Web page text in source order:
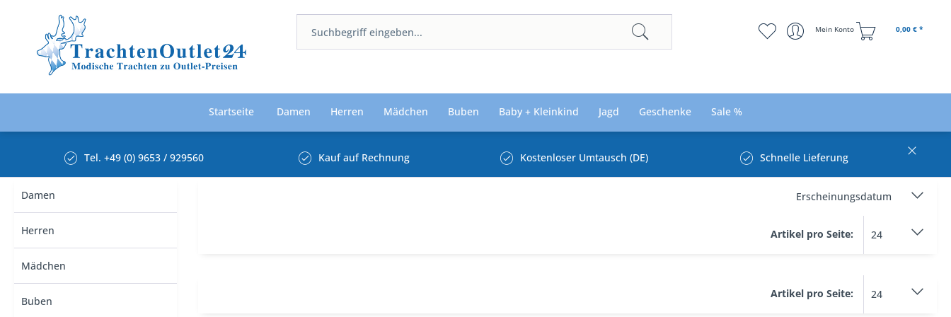
Mein Konto 0,00 € *
Startseite Damen Herren Mädchen Buben Baby + Kleinkind Jagd Geschenke Sale %
Tel. +49 (0) 9653 / 929560 Kauf auf Rechnung Kostenloser Umtausch (DE) Schnelle Lieferung
Damen
Herren
Mädchen
Buben
Artikel pro Seite:
Artikel pro Seite: